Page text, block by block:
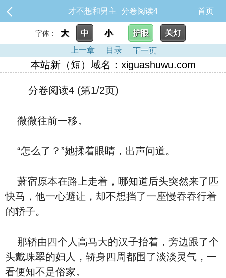
才不想和男主_分卷阅读4 首页
字体： 大 中 小 护眼
关灯
上一章
目录 下一页
本站新（短）域名：xiguashuwu.com
分卷阅读4 (第1/2页)
微微往前一移。
“怎么了？”她揉着眼睛，出声问道。
萧宿原本在路上走着，哪知道后头突然来了匹
快马，他一心避让，却不想挡了一座慢吞吞行着
的轿子。
那轿由四个人高马大的汉子抬着，旁边跟了个
头戴珠翠的妇人，轿身四周都围了淡淡灵气，一
看便知不是俗家。